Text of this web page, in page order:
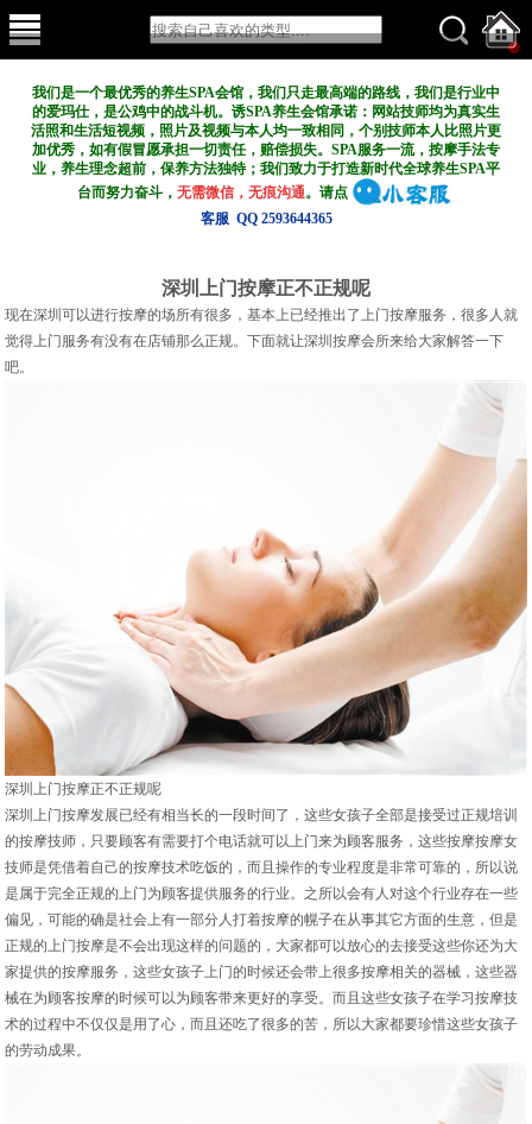
我们是一个最优秀的养生SPA会馆，我们只走最高端的路线，我们是行业中
的爱玛仕，是公鸡中的战斗机。诱SPA养生会馆承诺：网站技师均为真实生
活照和生活短视频，照片及视频与本人均一致相同，个别技师本人比照片更
加优秀，如有假冒愿承担一切责任，赔偿损失。SPA服务一流，按摩手法专
业，养生理念超前，保养方法独特；我们致力于打造新时代全球养生SPA平
台而努力奋斗，无需微信，无痕沟通。请点
客服 QQ 2593644365
深圳上门按摩正不正规呢
现在深圳可以进行按摩的场所有很多，基本上已经推出了上门按摩服务，很多人就
觉得上门服务有没有在店铺那么正规。下面就让深圳按摩会所来给大家解答一下
吧。
深圳上门按摩正不正规呢
深圳上门按摩发展已经有相当长的一段时间了，这些女孩子全部是接受过正规培训
的按摩技师，只要顾客有需要打个电话就可以上门来为顾客服务，这些按摩按摩女
技师是凭借着自己的按摩技术吃饭的，而且操作的专业程度是非常可靠的，所以说
是属于完全正规的上门为顾客提供服务的行业。之所以会有人对这个行业存在一些
偏见，可能的确是社会上有一部分人打着按摩的幌子在从事其它方面的生意，但是
正规的上门按摩是不会出现这样的问题的，大家都可以放心的去接受这些你还为大
家提供的按摩服务，这些女孩子上门的时候还会带上很多按摩相关的器械，这些器
械在为顾客按摩的时候可以为顾客带来更好的享受。而且这些女孩子在学习按摩技
术的过程中不仅仅是用了心，而且还吃了很多的苦，所以大家都要珍惜这些女孩子
的劳动成果。